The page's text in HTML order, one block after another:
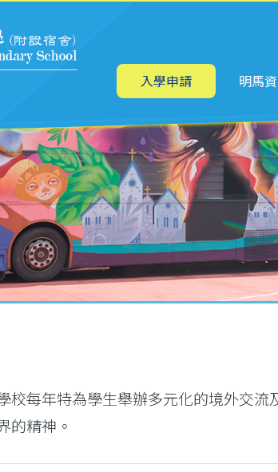
Main
入學申請 明馬
校每年特為學生舉辦多元化的境外交
的精神。